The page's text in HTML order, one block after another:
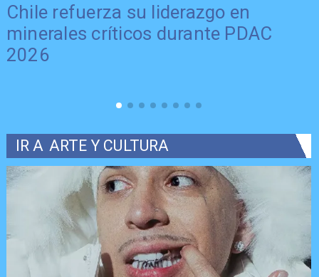
Chile refuerza su liderazgo en
minerales críticos durante PDAC
2026
IR A ARTE Y CULTURA